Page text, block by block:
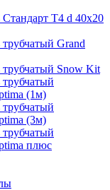
Стандарт Т4 d 40х20
Grand
трубчатый Snow Kit
трубчатый
(1м)
трубчатый
(3м)
трубчатый
плюс